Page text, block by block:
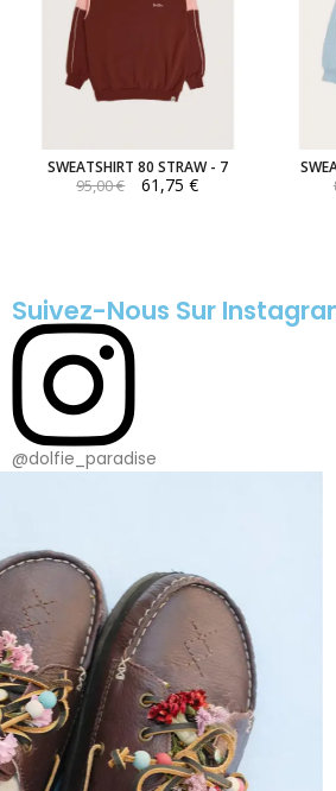
SWEATSHIRT 80 STRAW - 7
95,00 € 61,75 €
Suivez-Nous Sur
@dolfie_paradise